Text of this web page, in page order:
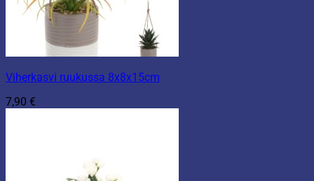
Viherkasvi ruukussa 8x8x15cm
7,90 €